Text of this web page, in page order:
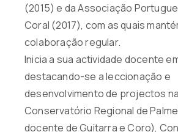
(2015) e da Associação
Coral (2017), com as quais
colaboração regular.
Inicia a sua actividade docente
destacando-se a leccionação e
desenvolvimento de projectos
Conservatório Regional de
docente de Guitarra e Coro),